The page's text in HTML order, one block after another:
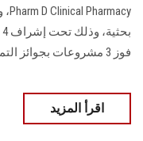
فوز 3 مشروعات بجوائز التميز
اقرأ المزيد